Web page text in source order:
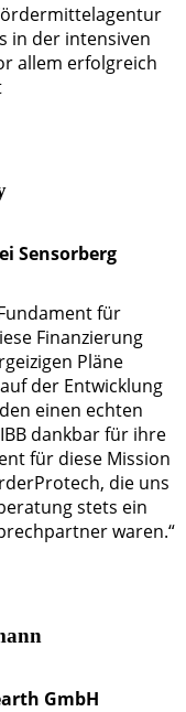
in der intensiven
allem erfolgreich
Sensorberg
für
Finanzierung
Pläne
der Entwicklung
einen echten
dankbar für ihre
für diese Mission
die uns
stets ein
waren.“
GmbH